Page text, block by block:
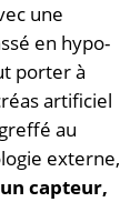
une
en hypo-
porter à
artificiel
au
externe,
capteur,